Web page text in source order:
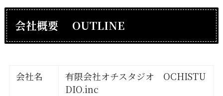
会社概要 OUTLINE
会社名
有限会社オチスタジオ OCHISTU
DIO.inc